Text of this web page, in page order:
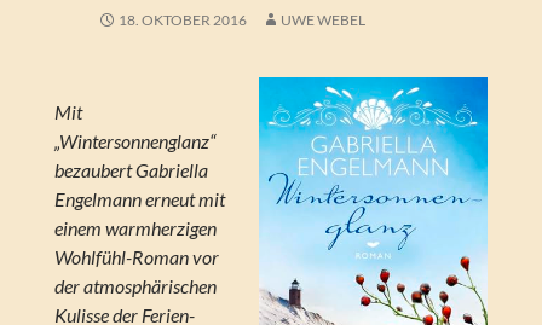
18. OKTOBER 2016 UWE WEBEL
Mit
„Wintersonnenglanz“
bezaubert Gabriella
Engelmann erneut mit
einem warmherzigen
Wohlfühl-Roman vor
der atmosphärischen
Kulisse der Ferien-